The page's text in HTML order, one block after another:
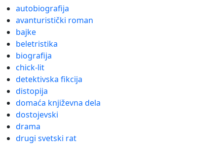
autobiografija
avanturistički roman
bajke
beletristika
biografija
chick-lit
detektivska fikcija
distopija
domaća književna dela
dostojevski
drama
drugi svetski rat